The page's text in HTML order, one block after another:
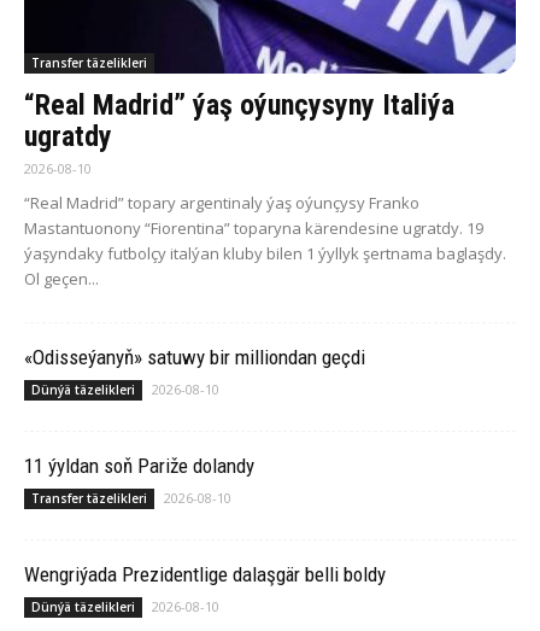
Transfer täzelikleri
“Real Madrid” ýaş oýunçysyny Italiýa
ugratdy
2026-08-10
“Real Madrid” topary argentinaly ýaş oýunçysy Franko
Mastantuonony “Fiorentina” toparyna kärendesine ugratdy. 19
ýaşyndaky futbolçy italýan kluby bilen 1 ýyllyk şertnama baglaşdy.
Ol geçen...
«Odisseýanyň» satuwy bir milliondan geçdi
Dünýä täzelikleri 2026-08-10
11 ýyldan soň Pariže dolandy
Transfer täzelikleri 2026-08-10
Wengriýada Prezidentlige dalaşgär belli boldy
Dünýä täzelikleri 2026-08-10